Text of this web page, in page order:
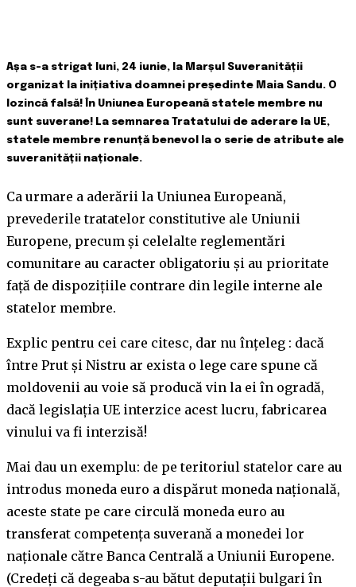
Așa s-a strigat luni, 24 iunie, la Marșul Suveranității
organizat la inițiativa doamnei președinte Maia Sandu. O
lozincă falsă! În Uniunea Europeană statele membre nu
sunt suverane! La semnarea Tratatului de aderare la UE,
statele membre renunță benevol la o serie de atribute ale
suveranității naționale.
Ca urmare a aderării la Uniunea Europeană,
prevederile tratatelor constitutive ale Uniunii
Europene, precum şi celelalte reglementări
comunitare au caracter obligatoriu și au prioritate
faţă de dispoziţiile contrare din legile interne ale
statelor membre.
Explic pentru cei care citesc, dar nu înțeleg : dacă
între Prut și Nistru ar exista o lege care spune că
moldovenii au voie să producă vin la ei în ogradă,
dacă legislația UE interzice acest lucru, fabricarea
vinului va fi interzisă!
Mai dau un exemplu: de pe teritoriul statelor care au
introdus moneda euro a dispărut moneda națională,
aceste state pe care circulă moneda euro au
transferat competența suverană a monedei lor
naționale către Banca Centrală a Uniunii Europene.
(Credeți că degeaba s-au bătut deputații bulgari în